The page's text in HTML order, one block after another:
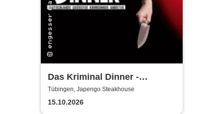
Das Kriminal Dinner -
Faustdickes Verbrechen
Tübingen, Japengo Steakhouse
15.10.2026